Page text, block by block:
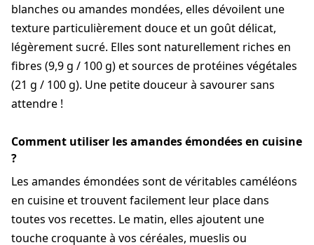
blanches ou amandes mondées, elles dévoilent une
texture particulièrement douce et un goût délicat,
légèrement sucré. Elles sont naturellement riches en
fibres (9,9 g / 100 g) et sources de protéines végétales
(21 g / 100 g). Une petite douceur à savourer sans
attendre !
Comment utiliser les amandes émondées en cuisine
?
Les amandes émondées sont de véritables caméléons
en cuisine et trouvent facilement leur place dans
toutes vos recettes. Le matin, elles ajoutent une
touche croquante à vos céréales, mueslis ou